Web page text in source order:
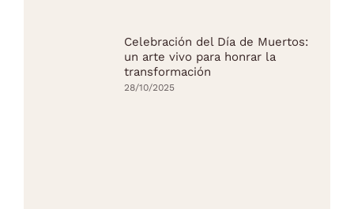
Celebración del Día de Muertos:
un arte vivo para honrar la
transformación
28/10/2025